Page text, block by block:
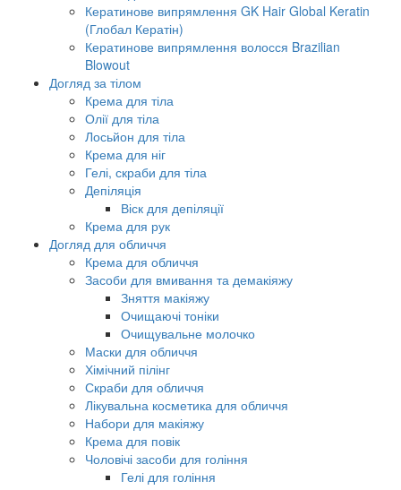
Кератинове випрямлення GK Hair Global Keratin
(Глобал Кератін)
Кератинове випрямлення волосся Brazilian
Blowout
Догляд за тілом
Крема для тіла
Олії для тіла
Лосьйон для тіла
Крема для ніг
Гелі, скраби для тіла
Депіляція
Віск для депіляції
Крема для рук
Догляд для обличчя
Крема для обличчя
Засоби для вмивання та демакіяжу
Зняття макіяжу
Очищаючі тоніки
Очищувальне молочко
Маски для обличчя
Хімічний пілінг
Скраби для обличчя
Лікувальна косметика для обличчя
Набори для макіяжу
Крема для повік
Чоловічі засоби для гоління
Гелі для гоління